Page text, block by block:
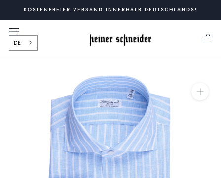
springen
KOSTENFREIER VERSAND INNERHALB DEUTSCHLANDS!
DE